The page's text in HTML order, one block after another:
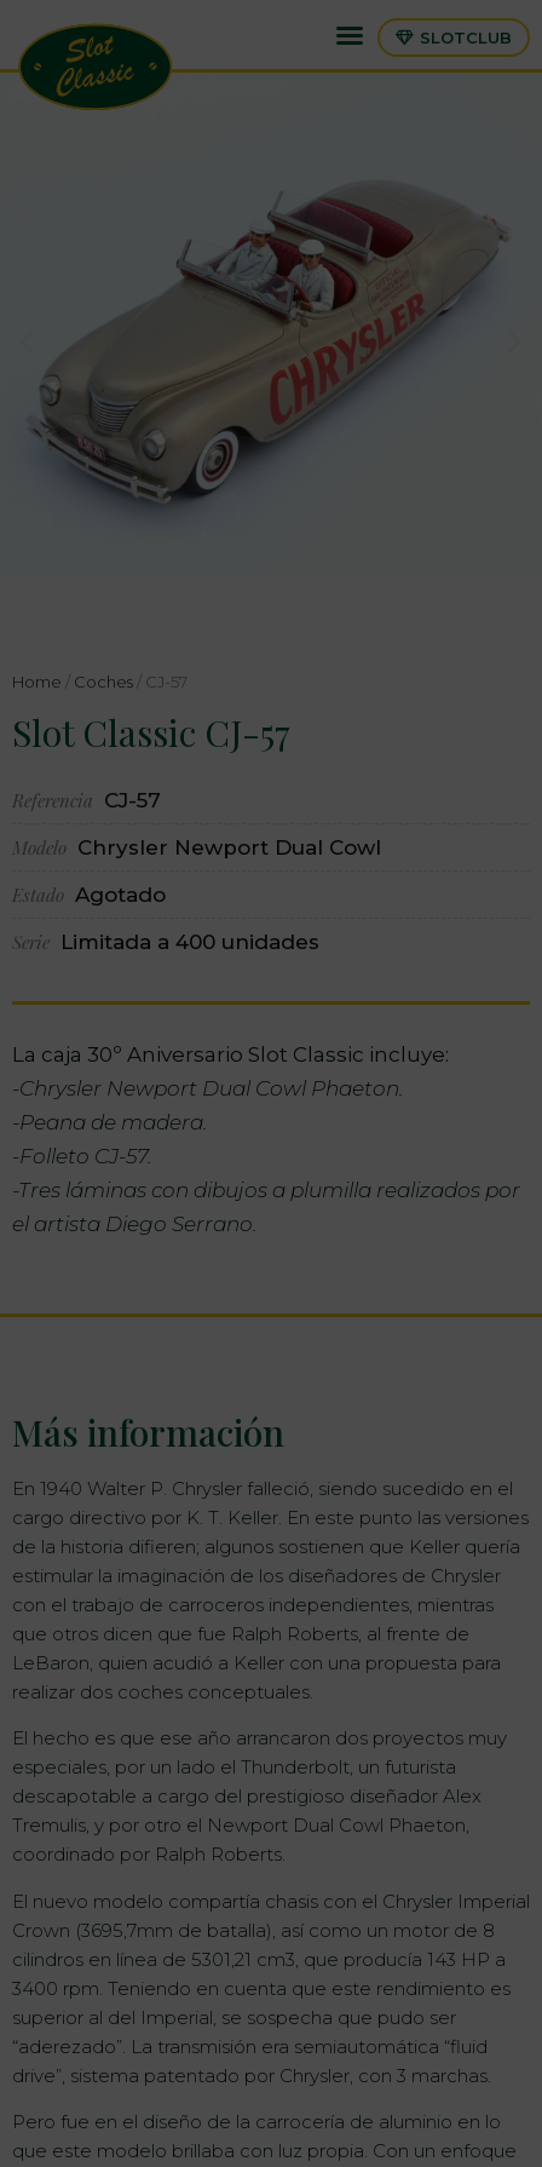
SLOTCLUB
Home / Coches / CJ-57
Slot Classic CJ-57
Referencia CJ-57
Modelo Chrysler Newport Dual Cowl
Estado Agotado
Serie Limitada a 400 unidades
La caja 30º Aniversario Slot Classic incluye:
-Chrysler Newport Dual Cowl Phaeton.
-Peana de madera.
-Folleto CJ-57.
-Tres láminas con dibujos a plumilla realizados por
el artista Diego Serrano.
Más información
En 1940 Walter P. Chrysler falleció, siendo sucedido en el
cargo directivo por K. T. Keller. En este punto las versiones
de la historia difieren; algunos sostienen que Keller quería
estimular la imaginación de los diseñadores de Chrysler
con el trabajo de carroceros independientes, mientras
que otros dicen que fue Ralph Roberts, al frente de
LeBaron, quien acudió a Keller con una propuesta para
realizar dos coches conceptuales.
El hecho es que ese año arrancaron dos proyectos muy
especiales, por un lado el Thunderbolt, un futurista
descapotable a cargo del prestigioso diseñador Alex
Tremulis, y por otro el Newport Dual Cowl Phaeton,
coordinado por Ralph Roberts.
El nuevo modelo compartía chasis con el Chrysler Imperial
Crown (3695,7mm de batalla), así como un motor de 8
cilindros en línea de 5301,21 cm3, que producía 143 HP a
3400 rpm. Teniendo en cuenta que este rendimiento es
superior al del Imperial, se sospecha que pudo ser
“aderezado”. La transmisión era semiautomática “fluid
drive”, sistema patentado por Chrysler, con 3 marchas.
Pero fue en el diseño de la carrocería de aluminio en lo
que este modelo brillaba con luz propia. Con un enfoque